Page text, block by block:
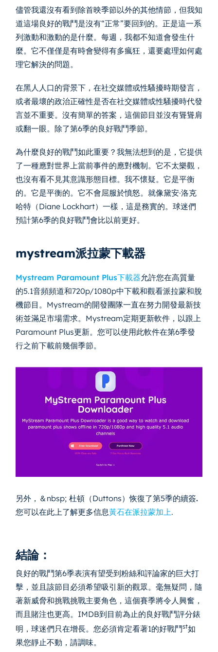
儘管我還沒有看到除首映季節以外的其他情節，但我知
道這場良好的戰鬥是沒有“正常”要回到的。正是這一系
列激動和激動的是什麼。每週，我都不知道會發生什
麼。它不僅僅是有時會變得有多瘋狂，還要處理如何處
理它解決的問題。
在黑人人口的背景下，在社交媒體或性騷擾時期發言，
或者最壞的政治正確性是否在社交媒體或性騷擾時代發
言並不重要。沒有簡單的答案，這個節目並沒有聳聳肩
或翻一眼。除了第6季的良好戰鬥季節。
為什麼良好的戰鬥如此重要？我無法想到的是，它提供
了一種應對世界上當前事件的應對機制。它不太樂觀，
也沒有看不見其意識形態目標。我不懷疑。它是平衡
的。它是平衡的。它不會屈服於憤怒。就像黛安·洛克
哈特（Diane Lockhart）一樣，這是務實的。球迷們
預計第6季的良好戰鬥會比以前更好。
mystream派拉蒙下載器
Mystream Paramount Plus下載器允許您在高質量
的5.1音頻頻道和720p/1080p中下載和觀看派拉蒙和脫
機節目。Mystream的開發團隊一直在努力開發最新技
術並滿足市場需求。Mystream定期更新軟件，以跟上
Paramount Plus更新。您可以使用此軟件在第6季發
行之前下載前幾個季節。
另外，＆nbsp; 杜頓（Duttons）恢復了第5季的續簽.
您可以在此上了解更多信息黃石在派拉蒙加上.
結論：
良好的戰鬥第6季表演有望受到粉絲和評論家的巨大打
擊，並且該節目必須希望吸引新的觀眾。毫無疑問，隨
著新威脅和挑戰挑戰主要角色，這個賽季將令人興奮，
而且賭注也更高。IMDB到目前為止的良好戰鬥評分錶
明，球迷們只在增長。您必須肯定看著1的好戰鬥st如
果您靜止不動，請調味。